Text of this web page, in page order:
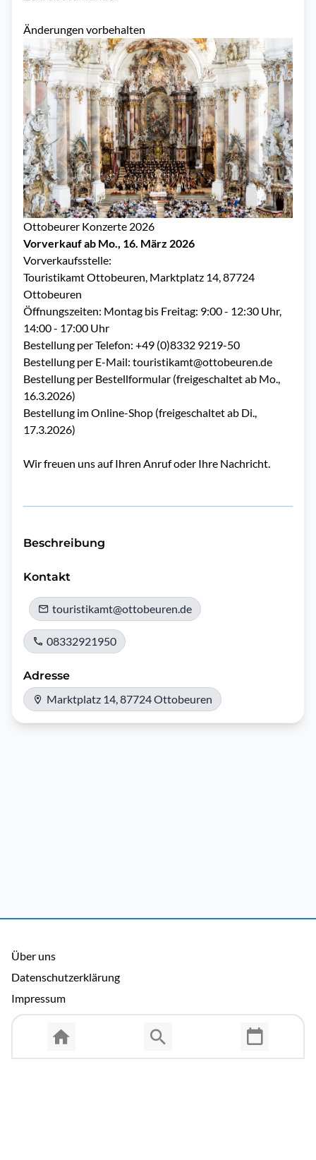
Änderungen vorbehalten
Ottobeurer Konzerte 2026
Vorverkauf ab Mo., 16. März 2026
Vorverkaufsstelle:
Touristikamt Ottobeuren, Marktplatz 14, 87724
Ottobeuren
Öffnungszeiten: Montag bis Freitag: 9:00 - 12:30 Uhr,
14:00 - 17:00 Uhr
Bestellung per Telefon: +49 (0)8332 9219-50
Bestellung per E-Mail: touristikamt@ottobeuren.de
Bestellung per Bestellformular (freigeschaltet ab Mo.,
16.3.2026)
Bestellung imOnline-Shop (freigeschaltet ab Di.,
17.3.2026)
Wir freuen uns auf Ihren Anruf oder Ihre Nachricht.
Beschreibung
Kontakt
touristikamt@ottobeuren.de
08332921950
Adresse
Marktplatz 14, 87724 Ottobeuren
Über uns
Datenschutzerklärung
Impressum
Allgemeine Nutzungsbedingungen